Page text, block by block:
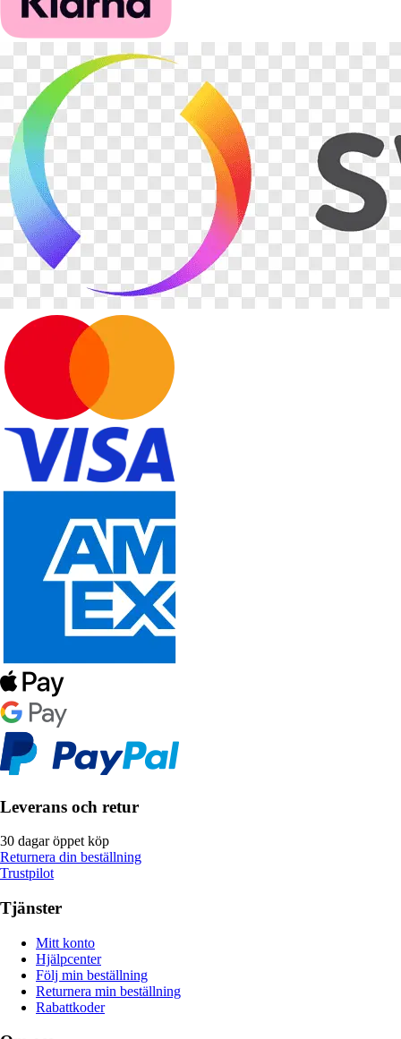
Leverans och retur
30 dagar öppet köp
Returnera din beställning
Trustpilot
Tjänster
Mitt konto
Hjälpcenter
Följ min beställning
Returnera min beställning
Rabattkoder